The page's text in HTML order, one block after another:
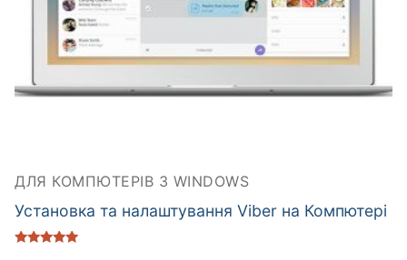
ДЛЯ КОМПЮТЕРІВ З WINDOWS
Установка та налаштування Viber на Компютері